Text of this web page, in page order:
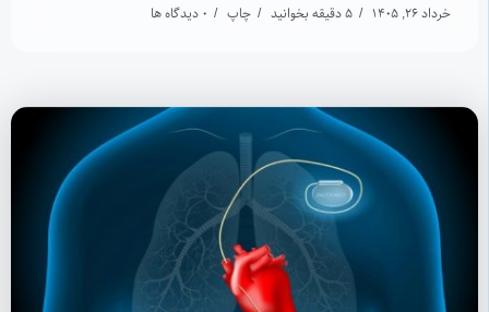
خرداد 26, 1405 5 دقیقه بخوانید چاپ 0 دیدگاه ها